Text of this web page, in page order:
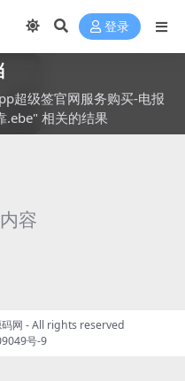
登录
超级签官网服务购买-电报
.ebe" 相关的结果
容
网 - All rights reserved
号-9